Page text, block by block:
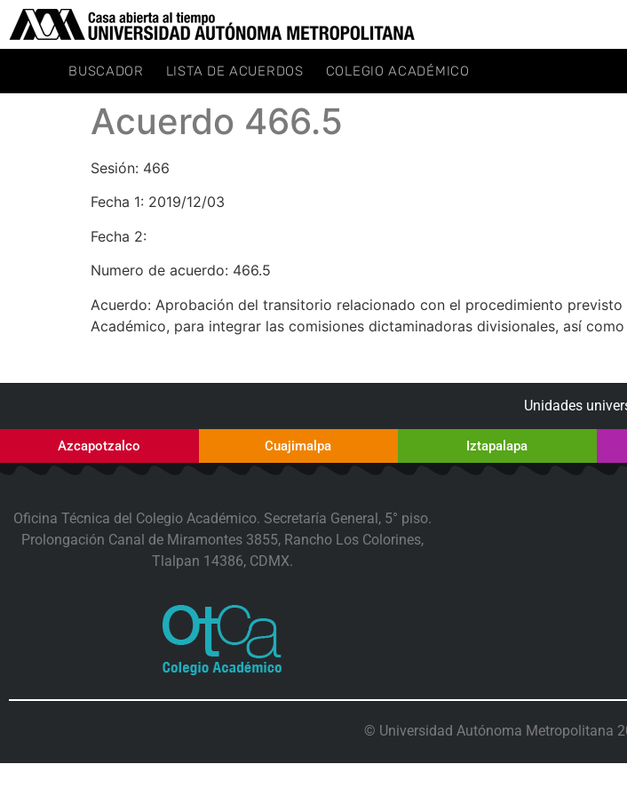
BUSCADOR LISTA DE ACUERDOS COLEGIO ACADÉMICO
Acuerdo 466.5
Sesión: 466
Fecha 1: 2019/12/03
Fecha 2:
Numero de acuerdo: 466.5
Acuerdo: Aprobación del transitorio relacionado con el procedimiento
Académico, para integrar las comisiones dictaminadoras divisionales, así
Unidades
Azcapotzalco Cuajimalpa Iztapalapa
Oficina Técnica del Colegio Académico. Secretaría General, 5° piso.
Prolongación Canal de Miramontes 3855, Rancho Los Colorines,
Tlalpan 14386, CDMX.
© Universidad Autónoma Metropolitana